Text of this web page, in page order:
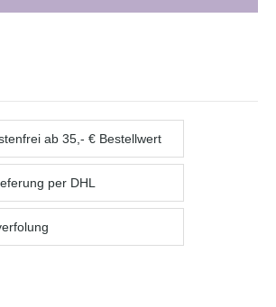
ab 35,- € Bestellwert
per DHL